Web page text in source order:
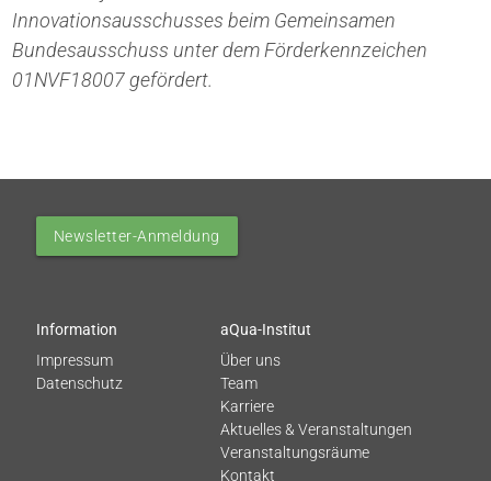
Innovationsausschusses beim Gemeinsamen
Bundesausschuss unter dem Förderkennzeichen
01NVF18007 gefördert.
Newsletter-Anmeldung
Information
Impressum
Datenschutz
aQua-Institut
Über uns
Team
Karriere
Aktuelles & Veranstaltungen
Veranstaltungsräume
Kontakt